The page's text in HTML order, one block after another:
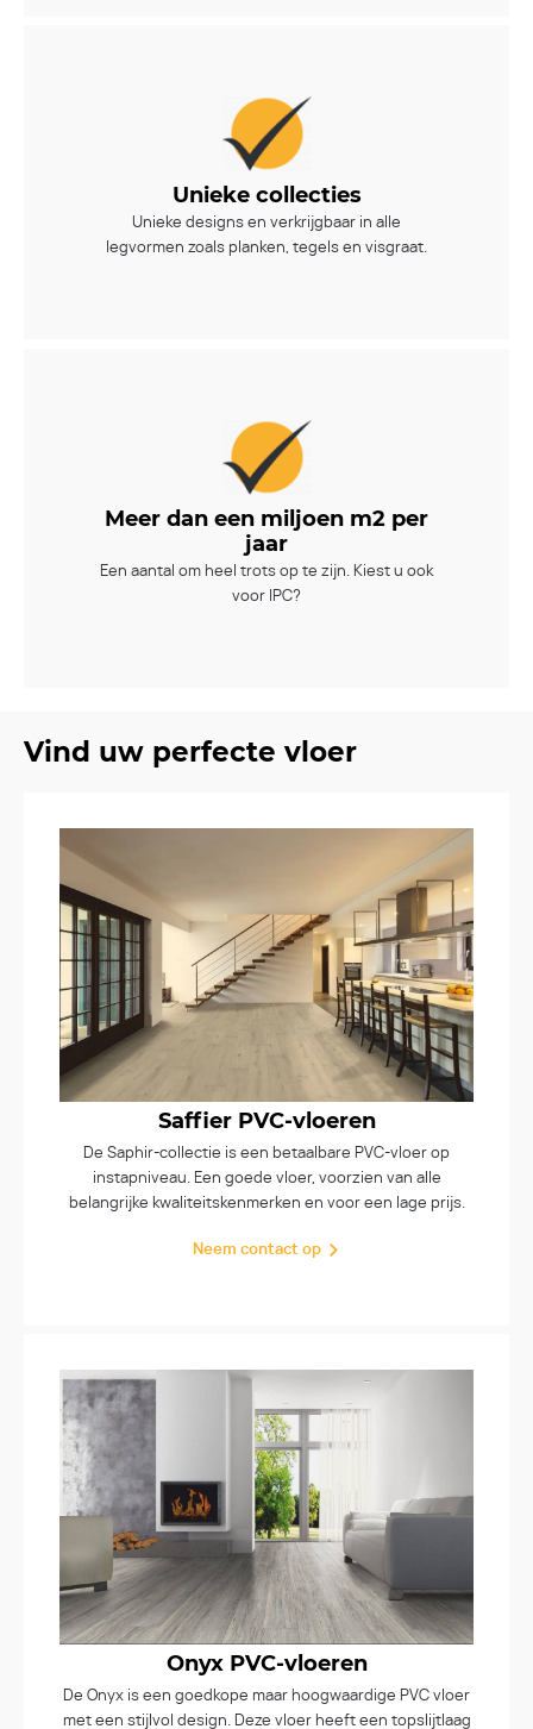
Unieke collecties
Unieke designs en verkrijgbaar in alle
legvormen zoals planken, tegels en visgraat.
Meer dan een miljoen m2 per
jaar
Een aantal om heel trots op te zijn. Kiest u ook
voor IPC?
Vind uw perfecte vloer
Saffier PVC-vloeren
De Saphir-collectie is een betaalbare PVC-vloer op
instapniveau. Een goede vloer, voorzien van alle
belangrijke kwaliteitskenmerken en voor een lage prijs.
Neem contact op
Onyx PVC-vloeren
De Onyx is een goedkope maar hoogwaardige PVC vloer
met een stijlvol design. Deze vloer heeft een topslijtlaag